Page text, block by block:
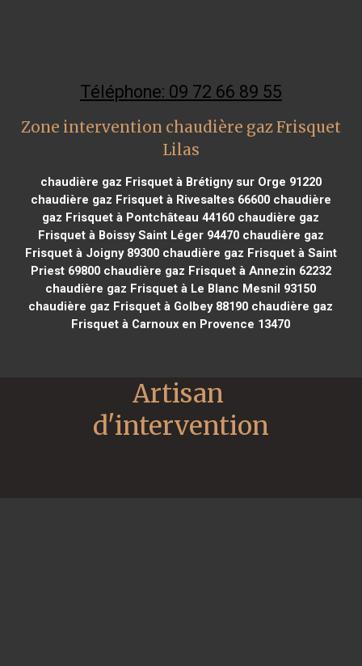
Téléphone: 09 72 66 89 55
Zone intervention chaudière gaz Frisquet
Lilas
chaudière gaz Frisquet à Brétigny sur Orge 91220
chaudière gaz Frisquet à Rivesaltes 66600chaudière
gaz Frisquet à Pontchâteau 44160 chaudière gaz
Frisquet à Boissy Saint Léger 94470chaudière gaz
Frisquet à Joigny 89300chaudière gaz Frisquet à Saint
Priest 69800chaudière gaz Frisquet à Annezin 62232
chaudière gaz Frisquet à Le Blanc Mesnil 93150
chaudière gaz Frisquet à Golbey 88190 chaudière gaz
Frisquet à Carnoux en Provence 13470
Artisan
d'intervention